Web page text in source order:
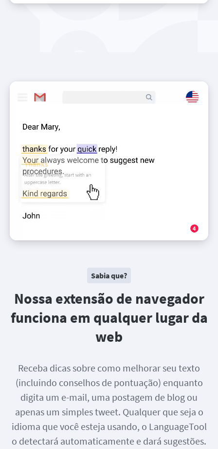
Sabia que?
Nossa extensão de navegador
funciona em qualquer lugar da
web
Receba dicas sobre como melhorar seu texto
(incluindo conselhos de pontuação) enquanto
digita um e-mail, uma postagem de blog ou
apenas um simples tweet. Qualquer que seja o
idioma que você esteja usando, o LanguageTool
o detectará automaticamente e dará sugestões.